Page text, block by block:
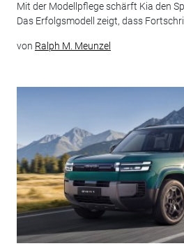
Mit der Modellpflege schärft Kia den
Das Erfolgsmodell zeigt, dass
von Ralph M. Meunzel